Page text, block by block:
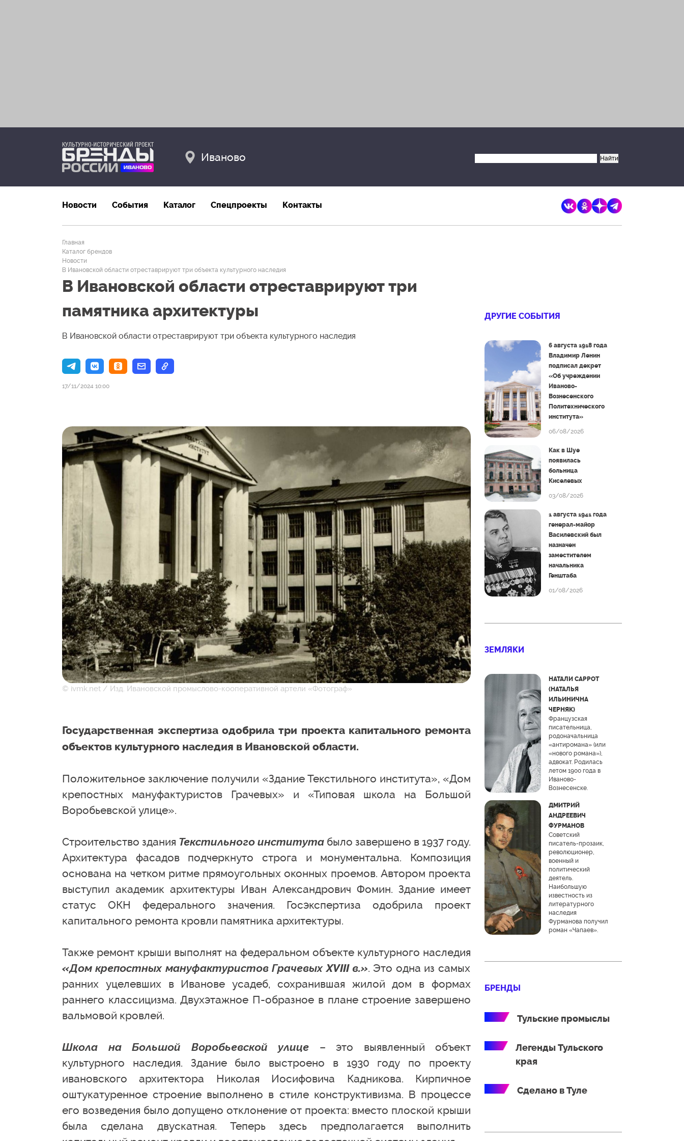
Иваново
Новости События Каталог Спецпроекты Контакты
Главная
Каталог брендов
Новости
В Ивановской области отреставрируют три объекта культурного наследия
В Ивановской области отреставрируют три
памятника архитектуры
В Ивановской области отреставрируют три объекта культурного наследия
17/11/2024 10:00
© ivmk.net / Изд. Ивановской промыслово-кооперативной артели «Фотограф»
Государственная экспертиза одобрила три проекта капитального ремонта
объектов культурного наследия в Ивановской области.
Положительное заключение получили «Здание Текстильного института», «Дом
крепостных мануфактуристов Грачевых» и «Типовая школа на Большой
Воробьевской улице».
Строительство здания Текстильного института было завершено в 1937 году.
Архитектура фасадов подчеркнуто строга и монументальна. Композиция
основана на четком ритме прямоугольных оконных проемов. Автором проекта
выступил академик архитектуры Иван Александрович Фомин. Здание имеет
статус ОКН федерального значения. Госэкспертиза одобрила проект
капитального ремонта кровли памятника архитектуры.
Также ремонт крыши выполнят на федеральном объекте культурного наследия
«Дом крепостных мануфактуристов Грачевых XVIII в.». Это одна из самых
ранних уцелевших в Иванове усадеб, сохранившая жилой дом в формах
раннего классицизма. Двухэтажное П-образное в плане строение завершено
вальмовой кровлей.
Школа на Большой Воробьевской улице – это выявленный объект
культурного наследия. Здание было выстроено в 1930 году по проекту
ивановского архитектора Николая Иосифовича Кадникова. Кирпичное
оштукатуренное строение выполнено в стиле конструктивизма. В процессе
его возведения было допущено отклонение от проекта: вместо плоской крыши
была сделана двускатная. Теперь здесь предполагается выполнить
ДРУГИЕ СОБЫТИЯ
6 августа 1918 года
Владимир Ленин
подписал декрет
«Об учреждении
Иваново-
Вознесенского
Политехнического
института»
06/08/2026
Как в Шуе
появилась
больница
Киселевых
03/08/2026
1 августа 1941 года
генерал-майор
Василевский был
назначен
заместителем
начальника
Генштаба
01/08/2026
ЗЕМЛЯКИ
НАТАЛИ САРРОТ
(НАТАЛЬЯ
ИЛЬИНИЧНА
ЧЕРНЯК)
Французская
писательница,
родоначальница
«антиромана» (или
«нового романа»),
адвокат. Родилась
летом 1900 года в
Иваново-
Вознесенске.
ДМИТРИЙ
АНДРЕЕВИЧ
ФУРМАНОВ
Советский
писатель-прозаик,
революционер,
военный и
политический
деятель.
Наибольшую
известность из
литературного
наследия
Фурманова получил
роман «Чапаев».
БРЕНДЫ
Тульские промыслы
Легенды Тульского
края
Сделано в Туле